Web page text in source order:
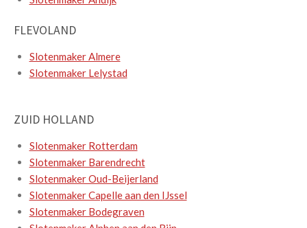
FLEVOLAND
Slotenmaker Almere
Slotenmaker Lelystad
ZUID HOLLAND
Slotenmaker Rotterdam
Slotenmaker Barendrecht
Slotenmaker Oud-Beijerland
Slotenmaker Capelle aan den IJssel
Slotenmaker Bodegraven